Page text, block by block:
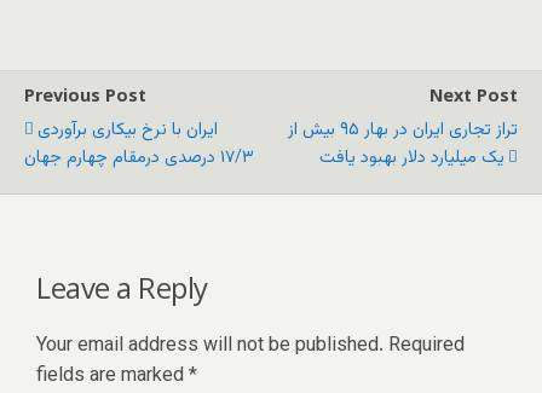
Previous Post
ایران با نرخ بیکاری برآوردی
۱۷/۳ درصدی درمقام چهارم جهان
Next Post
تراز تجاری ایران در بهار ۹۵ بیش از
یک میلیارد دلار بهبود یافت
Leave a Reply
Your email address will not be published. Required
fields are marked *